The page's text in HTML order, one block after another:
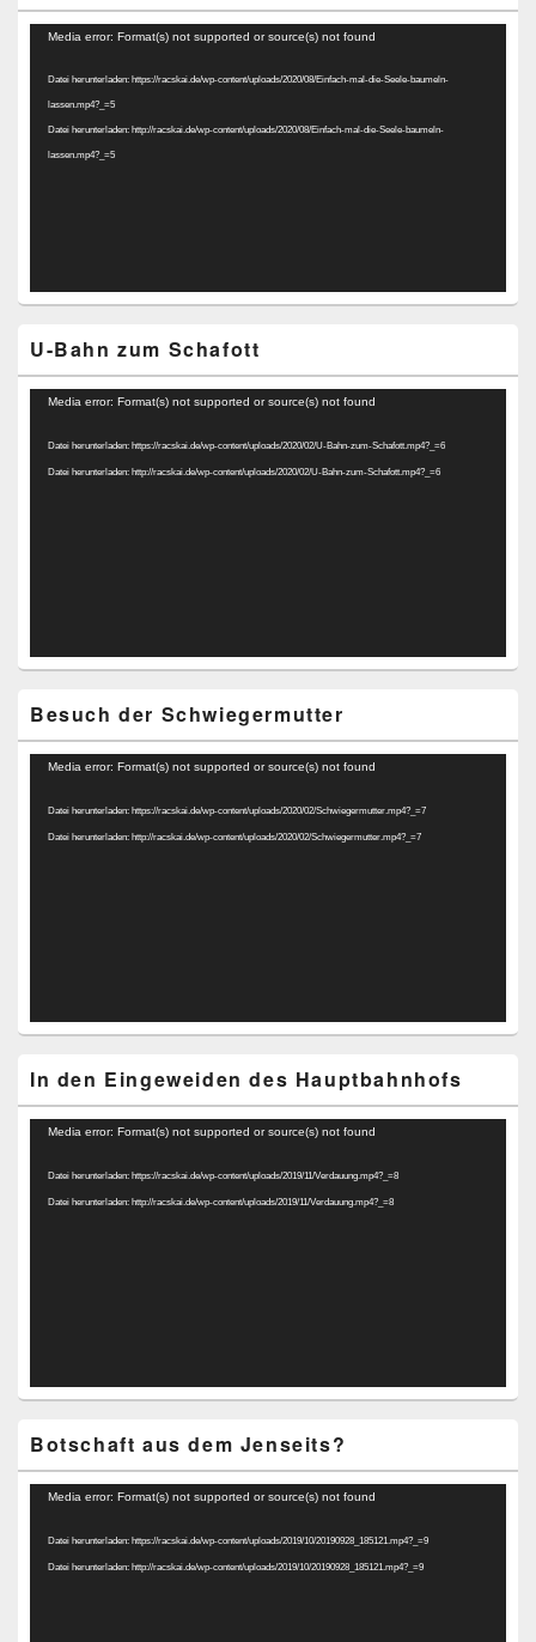
Video-
Media error: Format(s) not supported or source(s) not found
Datei herunterladen: https://racskai.de/wp-content/uploads/2020/08/Einfach-mal-die-Seele-baumeln-
lassen.mp4?_=5
Datei herunterladen: http://racskai.de/wp-content/uploads/2020/08/Einfach-mal-die-Seele-baumeln-
lassen.mp4?_=5
U-Bahn zum Schafott
Video-
Media error: Format(s) not supported or source(s) not found
Datei herunterladen: https://racskai.de/wp-content/uploads/2020/02/U-Bahn-zum-Schafott.mp4?_=6
Datei herunterladen: http://racskai.de/wp-content/uploads/2020/02/U-Bahn-zum-Schafott.mp4?_=6
Besuch der Schwiegermutter
Video-
Media error: Format(s) not supported or source(s) not found
Datei herunterladen: https://racskai.de/wp-content/uploads/2020/02/Schwiegermutter.mp4?_=7
Datei herunterladen: http://racskai.de/wp-content/uploads/2020/02/Schwiegermutter.mp4?_=7
In den Eingeweiden des Hauptbahnhofs
Video-
Media error: Format(s) not supported or source(s) not found
Datei herunterladen: https://racskai.de/wp-content/uploads/2019/11/Verdauung.mp4?_=8
Datei herunterladen: http://racskai.de/wp-content/uploads/2019/11/Verdauung.mp4?_=8
Botschaft aus dem Jenseits?
Video-
Media error: Format(s) not supported or source(s) not found
Datei herunterladen: https://racskai.de/wp-content/uploads/2019/10/20190928_185121.mp4?_=9
Datei herunterladen: http://racskai.de/wp-content/uploads/2019/10/20190928_185121.mp4?_=9